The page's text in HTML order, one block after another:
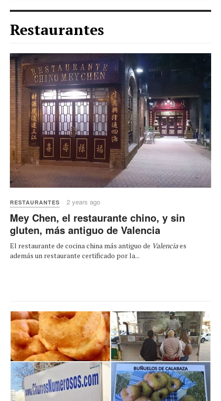
Restaurantes
RESTAURANTES 2 years ago
Mey Chen, el restaurante chino, y sin
gluten, más antiguo de Valencia
El restaurante de cocina china más antiguo de Valenciaes
además un restaurante certificado por la...